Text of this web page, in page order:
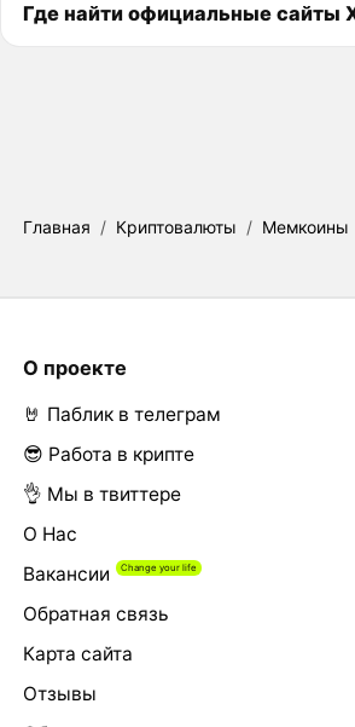
Где найти официальные сайты
Главная / Криптовалюты / Мемкоины
О проекте
🤘 Паблик в телеграм
😎 Работа в крипте
👌 Мы в твиттере
О Нас
Вакансии
Обратная связь
Карта сайта
Отзывы